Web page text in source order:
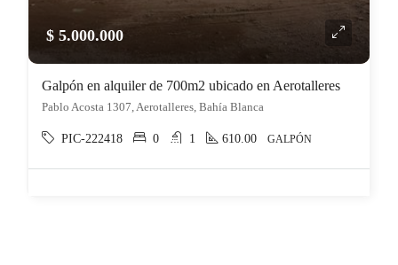
$ 5.000.000
Galpón en alquiler de 700m2 ubicado en Aerotalleres
Pablo Acosta 1307, Aerotalleres, Bahía Blanca
PIC-222418 0 1 610.00 GALPÓN